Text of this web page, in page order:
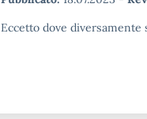
Eccetto dove